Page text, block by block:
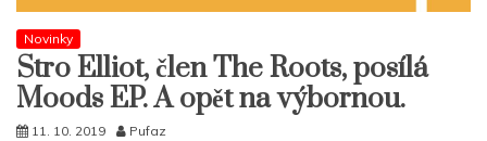
Novinky
Stro Elliot, člen The Roots, posílá
Moods EP. A opět na výbornou.
11. 10. 2019 Pufaz